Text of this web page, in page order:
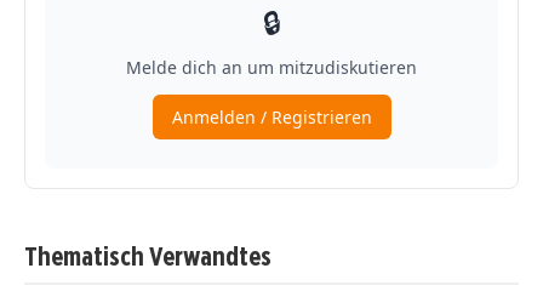
Thematisch Verwandtes